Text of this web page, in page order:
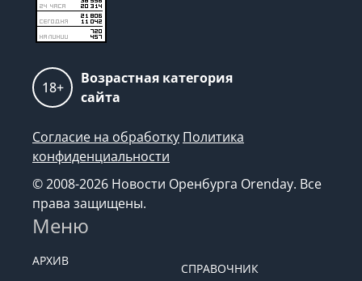
18+
Возрастная категория
сайта
Согласие на обработку Политика
конфиденциальности
© 2008-2026 Новости Оренбурга Orenday. Все
права защищены.
Меню
АРХИВ
СПРАВОЧНИК